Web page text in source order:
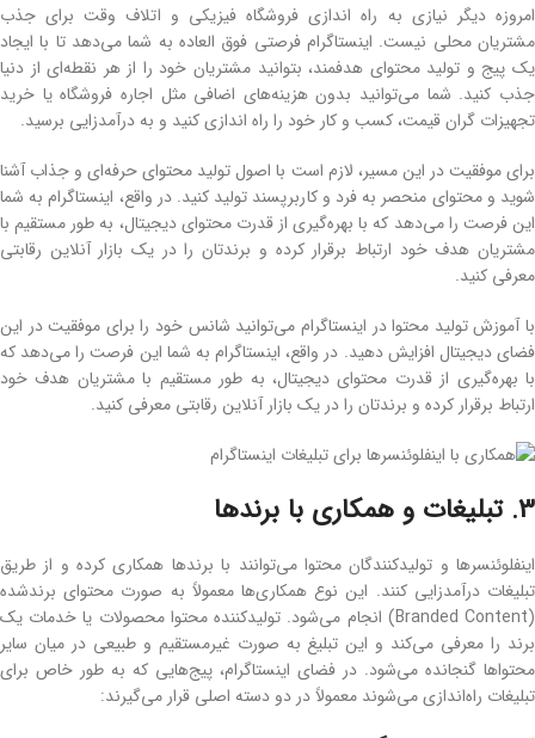
امروزه دیگر نیازی به راه ‌اندازی فروشگاه فیزیکی و اتلاف وقت برای جذب
مشتریان محلی نیست. اینستاگرام فرصتی فوق ‌العاده به شما می‌دهد تا با ایجاد
یک پیج و تولید محتوای هدفمند، بتوانید مشتریان خود را از هر نقطه‌ای از دنیا
جذب کنید. شما می‌توانید بدون هزینه‌های اضافی مثل اجاره فروشگاه یا خرید
تجهیزات گران ‌قیمت، کسب‌ و کار خود را راه ‌اندازی کنید و به درآمدزایی برسید.
برای موفقیت در این مسیر، لازم است با اصول تولید محتوای حرفه‌ای و جذاب آشنا
شوید و محتوای منحصر به ‌فرد و کاربرپسند تولید کنید. در واقع، اینستاگرام به شما
این فرصت را می‌دهد که با بهره‌گیری از قدرت محتوای دیجیتال، به ‌طور مستقیم با
مشتریان هدف خود ارتباط برقرار کرده و برندتان را در یک بازار آنلاین رقابتی
معرفی کنید.
با آموزش تولید محتوا در اینستاگرام می‌توانید شانس خود را برای موفقیت در این
فضای دیجیتال افزایش دهید. در واقع، اینستاگرام به شما این فرصت را می‌دهد که
با بهره‌گیری از قدرت محتوای دیجیتال، به ‌طور مستقیم با مشتریان هدف خود
ارتباط برقرار کرده و برندتان را در یک بازار آنلاین رقابتی معرفی کنید.
3. تبلیغات و همکاری با برندها
اینفلوئنسرها و تولیدکنندگان محتوا می‌توانند با برندها همکاری کرده و از طریق
تبلیغات درآمدزایی کنند. این نوع همکاری‌ها معمولاً به ‌صورت محتوای برندشده
(Branded Content) انجام می‌شود. تولیدکننده محتوا محصولات یا خدمات یک
برند را معرفی می‌کند و این تبلیغ به‌ صورت غیرمستقیم و طبیعی در میان سایر
محتواها گنجانده می‌شود. در فضای اینستاگرام، پیج‌هایی که به‌ طور خاص برای
تبلیغات راه‌اندازی می‌شوند معمولاً در دو دسته اصلی قرار می‌گیرند: